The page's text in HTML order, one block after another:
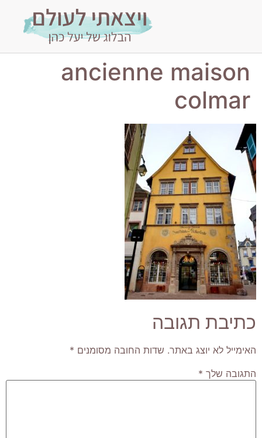
ancienne maison
colmar
כתיבת תגובה
האימייל לא יוצג באתר. שדות החובה מסומנים *
התגובה שלך *